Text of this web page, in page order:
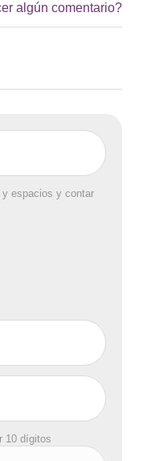
algún comentario?
y espacios y contar
10 dígitos